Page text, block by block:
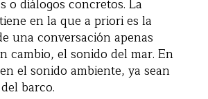
o diálogos concretos. La
en la que a priori es la
una conversación apenas
cambio, el sonido del mar. En
el sonido ambiente, ya sean
barco.